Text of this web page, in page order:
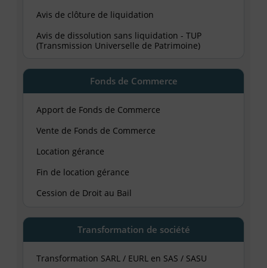
Avis de clôture de liquidation
Avis de dissolution sans liquidation - TUP
(Transmission Universelle de Patrimoine)
Fonds de Commerce
Apport de Fonds de Commerce
Vente de Fonds de Commerce
Location gérance
Fin de location gérance
Cession de Droit au Bail
Transformation de société
Transformation SARL / EURL en SAS / SASU